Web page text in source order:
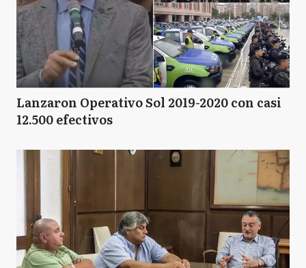
Lanzaron Operativo Sol 2019-2020 con casi
12.500 efectivos